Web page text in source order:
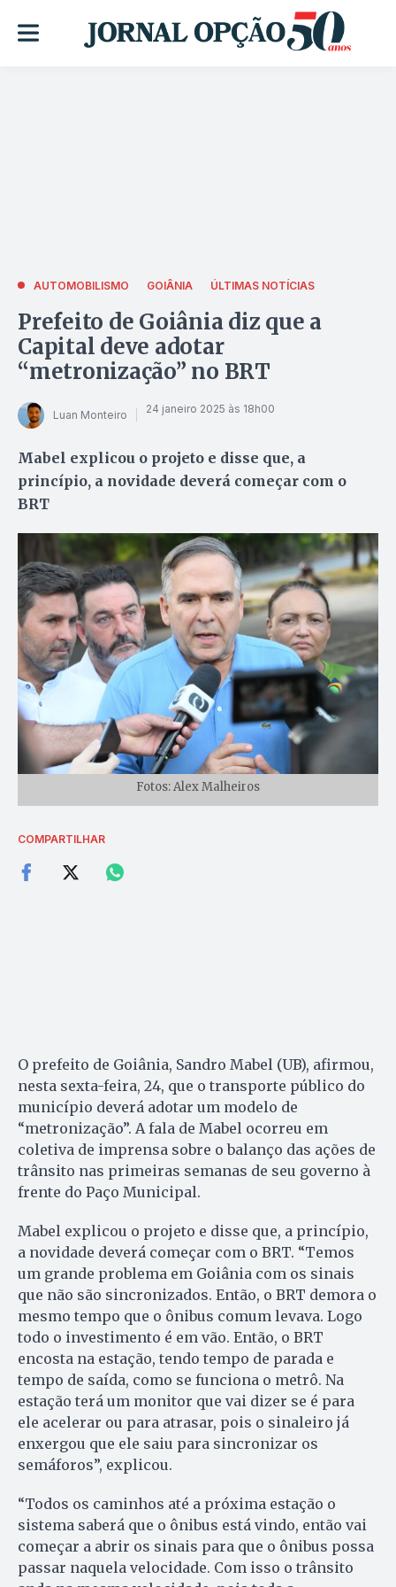
AUTOMOBILISMO GOIÂNIA ÚLTIMAS NOTÍCIAS
Prefeito de Goiânia diz que a
Capital deve adotar
“metronização” no BRT
Luan Monteiro 24 janeiro 2025 às 18h00
Mabel explicou o projeto e disse que, a
princípio, a novidade deverá começar com o
BRT
Fotos: Alex Malheiros
COMPARTILHAR
O prefeito de Goiânia, Sandro Mabel (UB), afirmou,
nesta sexta-feira, 24, que o transporte público do
município deverá adotar um modelo de
“metronização”. A fala de Mabel ocorreu em
coletiva de imprensa sobre o balanço das ações de
trânsito nas primeiras semanas de seu governo à
frente do Paço Municipal.
Mabel explicou o projeto e disse que, a princípio,
a novidade deverá começar com o BRT. “Temos
um grande problema em Goiânia com os sinais
que não são sincronizados. Então, o BRT demora o
mesmo tempo que o ônibus comum levava. Logo
todo o investimento é em vão. Então, o BRT
encosta na estação, tendo tempo de parada e
tempo de saída, como se funciona o metrô. Na
estação terá um monitor que vai dizer se é para
ele acelerar ou para atrasar, pois o sinaleiro já
enxergou que ele saiu para sincronizar os
semáforos”, explicou.
“Todos os caminhos até a próxima estação o
sistema saberá que o ônibus está vindo, então vai
começar a abrir os sinais para que o ônibus possa
passar naquela velocidade. Com isso o trânsito